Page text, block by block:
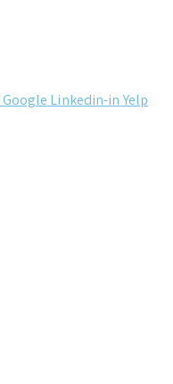
Google Linkedin-in Yelp